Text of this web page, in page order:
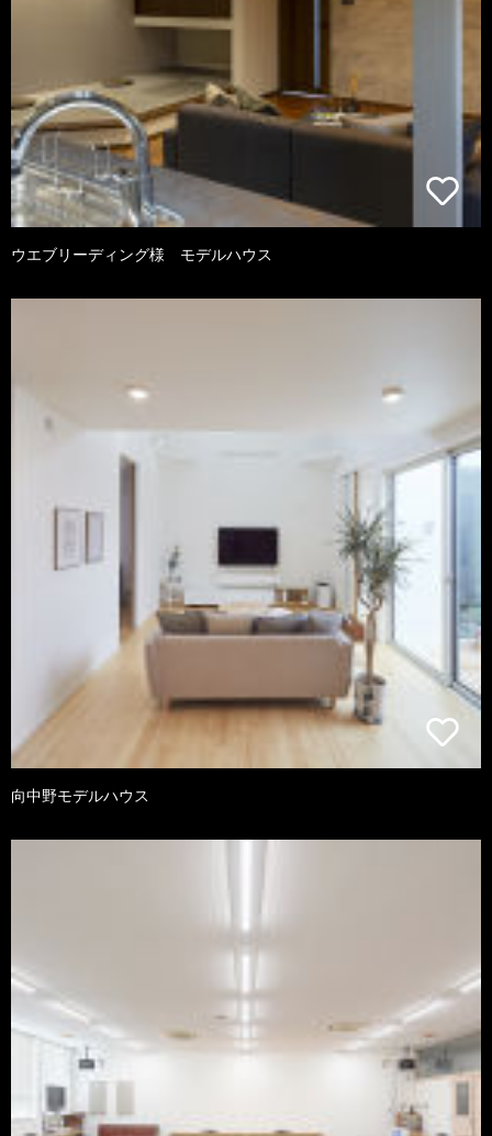
ウエブリーディング様 モデルハウス
向中野モデルハウス